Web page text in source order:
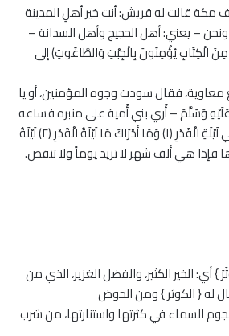
قالت له قريش: أنت خير أهلِ المدينة
ونحن – يعني: أهل الحجيج وأهل السدانة –
مِنَ الْكِتَابِ يُؤْمِنُونَ بِالْجِبْتِ وَالطَّاغُوتِ) إلى
فقال سودت وجوه المؤمنين، أو يا
وَسَلَّمَ – أُري بني أُمية على منبره فساعه
ذلك فنزلت: (إِنَّا أَعْطَيْنَاكَ الْكَوْثَرَ) يا محمد يعني نهراً في الجنة ونزلت: (إِنَّا أَنْزَلْنَاهُ فِي لَيْلَةِ الْقَدْرِ (١) وَمَا أَدْرَاكَ مَا لَيْلَةُ الْقَدْرِ (٢) لَيْلَةُ
فإذا هي ألف شهر لا تزيد يوماً ولا تنقص.
أي: الخير الكثير، والفضل الغزير، الذي من
له { الكوثر } ومن الحوض
السماء في كثرتها واستنارتها، من شرب